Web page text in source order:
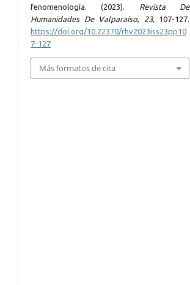
fenomenología. (2023). Revista De
Humanidades De Valparaíso, 23, 107-127.
https://doi.org/10.22370/rhv2023iss23pp10
7-127
Más formatos de cita